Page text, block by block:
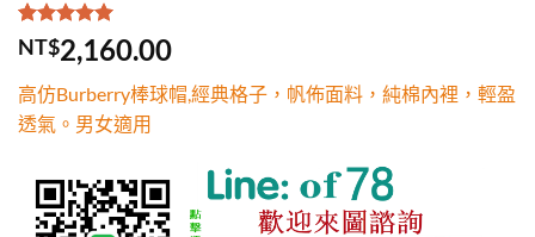
評分5.00 /
5，已有
1
位
分
NT$2,160.00
高仿Burberry棒球帽,經典格子，帆佈面料，純棉內裡，輕盈
透氣。男女適用